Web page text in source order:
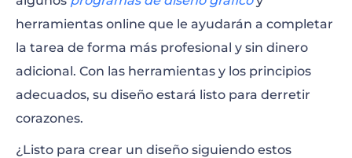
herramientas online que le ayudarán a completar
la tarea de forma más profesional y sin dinero
adicional. Con las herramientas y los principios
adecuados, su diseño estará listo para derretir
corazones.
¿Listo para crear un diseño siguiendo estos